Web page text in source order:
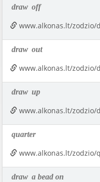
draw off
www.alkonas.lt/zodzio/
draw out
www.alkonas.lt/zodzio/
draw up
www.alkonas.lt/zodzio/
quarter
www.alkonas.lt/zodzio/
draw a bead on